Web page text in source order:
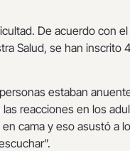
De acuerdo con el
Salud, se han inscrito
estaban
reacciones en los
cama y eso asustó a